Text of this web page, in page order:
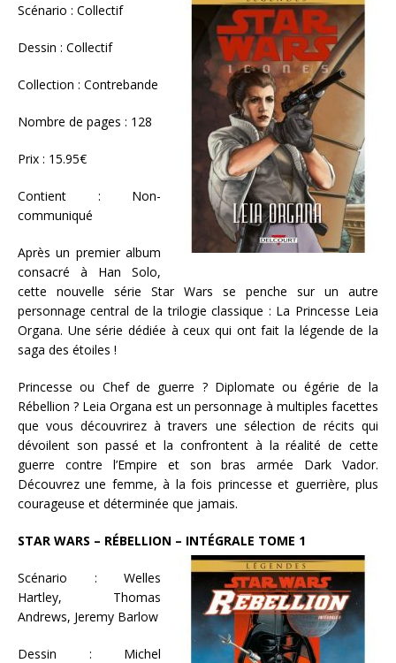
Scénario : Collectif
Dessin : Collectif
Collection : Contrebande
Nombre de pages : 128
Prix : 15.95€
Contient : Non-
communiqué
Après un premier album
consacré à Han Solo,
cette nouvelle série Star Wars se penche sur un autre
personnage central de la trilogie classique : La Princesse Leia
Organa. Une série dédiée à ceux qui ont fait la légende de la
saga des étoiles !
Princesse ou Chef de guerre ? Diplomate ou égérie de la
Rébellion ? Leia Organa est un personnage à multiples facettes
que vous découvrirez à travers une sélection de récits qui
dévoilent son passé et la confrontent à la réalité de cette
guerre contre l’Empire et son bras armée Dark Vador.
Découvrez une femme, à la fois princesse et guerrière, plus
courageuse et déterminée que jamais.
STAR WARS – RÉBELLION – INTÉGRALE TOME 1
Scénario : Welles
Hartley, Thomas
Andrews, Jeremy Barlow
Dessin : Michel